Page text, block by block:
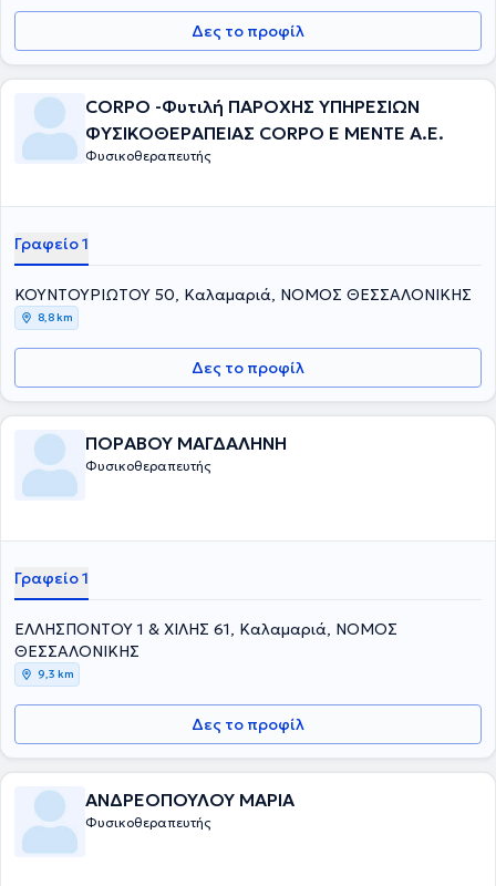
Δες το προφίλ
CORPO -Φυτιλή ΠΑΡΟΧΗΣ ΥΠΗΡΕΣΙΩΝ
ΦΥΣΙΚΟΘΕΡΑΠΕΙΑΣ CORPO E MENTE Α.Ε.
Φυσικοθεραπευτής
Γραφείο 1
ΚΟΥΝΤΟΥΡΙΩΤΟΥ 50, Καλαμαριά, ΝΟΜΟΣ ΘΕΣΣΑΛΟΝΙΚΗΣ
8,8 km
Δες το προφίλ
ΠΟΡΑΒΟΥ ΜΑΓΔΑΛΗΝΗ
Φυσικοθεραπευτής
Γραφείο 1
ΕΛΛΗΣΠΟΝΤΟΥ 1 & ΧΙΛΗΣ 61, Καλαμαριά, ΝΟΜΟΣ
ΘΕΣΣΑΛΟΝΙΚΗΣ
9,3 km
Δες το προφίλ
ΑΝΔΡΕΟΠΟΥΛΟΥ ΜΑΡΙΑ
Φυσικοθεραπευτής